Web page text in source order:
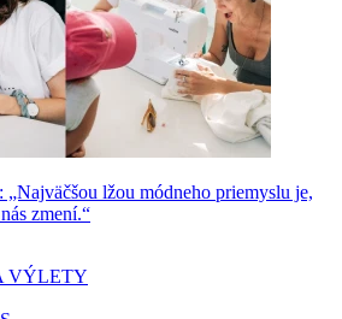
lžou módneho priemyslu je,
zmení.“
VÝLETY